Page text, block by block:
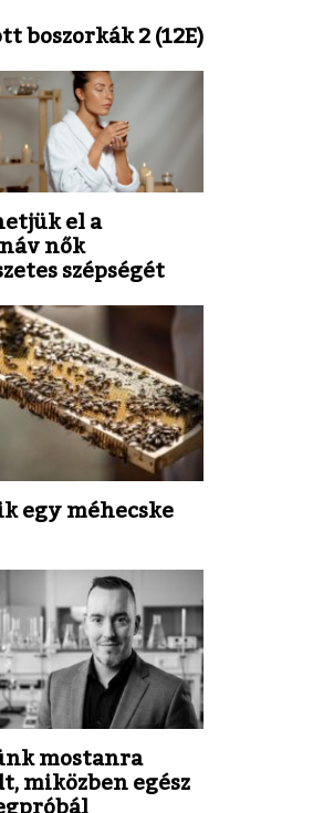
boszorkák 2 (12E)
el a
nők
szépségét
egy méhecske
mostanra
miközben egész